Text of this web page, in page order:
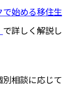
始める移住生
で詳しく解説し
相談に応じて